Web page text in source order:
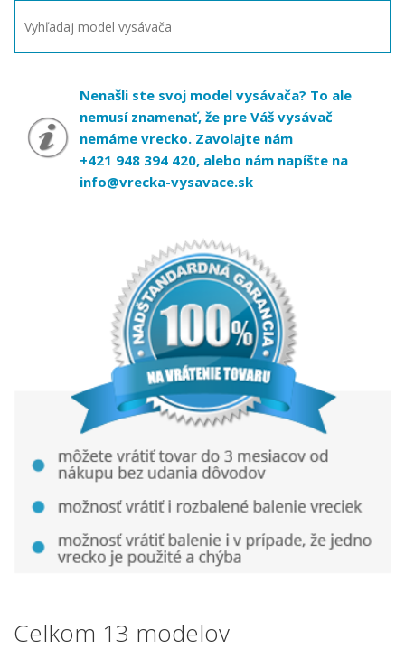
Nenašli ste svoj model vysávača? To ale
nemusí znamenať, že pre Váš vysávač
nemáme vrecko. Zavolajte nám
+421 948 394 420, alebo nám napíšte na
info@vrecka-vysavace.sk
Celkom 13 modelov